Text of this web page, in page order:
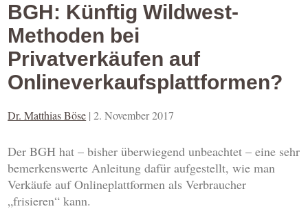
BGH: Künftig Wildwest-
Methoden bei
Privatverkäufen auf
Onlineverkaufsplattformen?
Dr. Matthias Böse |2. November 2017
Der BGH hat – bisher überwiegend unbeachtet – eine sehr
bemerkenswerte Anleitung dafür aufgestellt, wie man
Verkäufe auf Onlineplattformen als Verbraucher
„frisieren“ kann.